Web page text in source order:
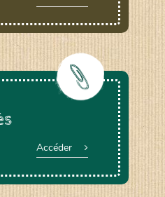
Accéder